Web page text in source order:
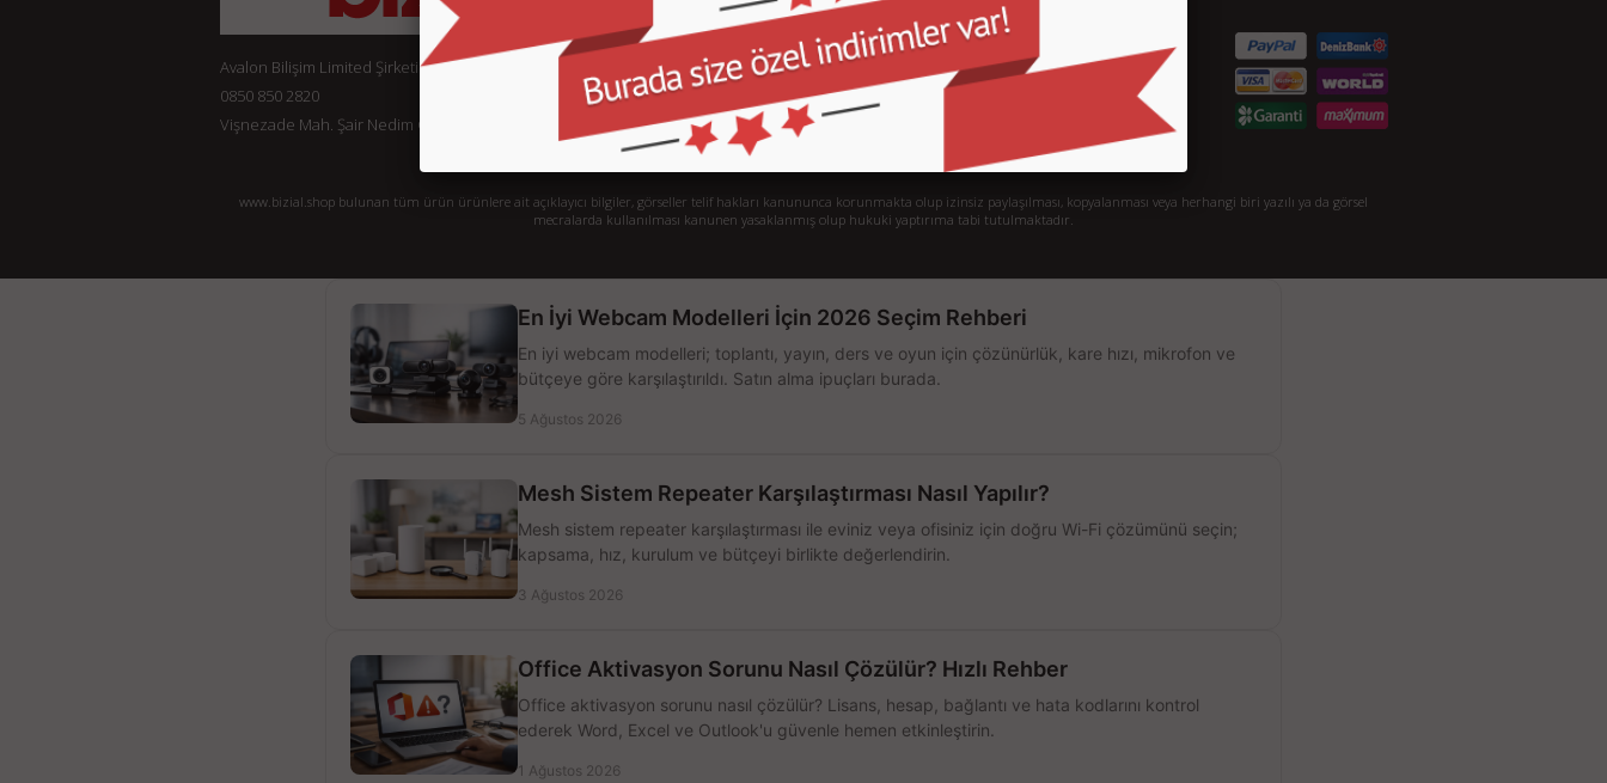
Avalon Bilişim Limited Şirketi
0850 850 2820
Vişnezade Mah. Şair Nedim Cad. Konak Ap. No:77/1 Beşiktaş - İstanbul
Sipariş Takibi
Gizlilik ve Kullanım Şartları
Kargo ve Taşıma Bilgileri
Garanti ve İade
Sistem Toplama
Hakkımızda
www.bizial.shop bulunan tüm ürün ürünlere ait açıklayıcı bilgiler, görseller telif hakları kanununca korunmakta olup izinsiz paylaşılması, kopyalanması veya herhangi biri yazılı ya da görsel
mecralarda kullanılması kanunen yasaklanmış olup hukuki yaptırıma tabi tutulmaktadır.
En İyi Webcam Modelleri İçin 2026 Seçim Rehberi
En iyi webcam modelleri; toplantı, yayın, ders ve oyun için çözünürlük, kare hızı, mikrofon ve
bütçeye göre karşılaştırıldı. Satın alma ipuçları burada.
5 Ağustos 2026
Mesh Sistem Repeater Karşılaştırması Nasıl Yapılır?
Mesh sistem repeater karşılaştırması ile eviniz veya ofisiniz için doğru Wi-Fi çözümünü seçin;
kapsama, hız, kurulum ve bütçeyi birlikte değerlendirin.
3 Ağustos 2026
Office Aktivasyon Sorunu Nasıl Çözülür? Hızlı Rehber
Office aktivasyon sorunu nasıl çözülür? Lisans, hesap, bağlantı ve hata kodlarını kontrol
ederek Word, Excel ve Outlook'u güvenle hemen etkinleştirin.
1 Ağustos 2026